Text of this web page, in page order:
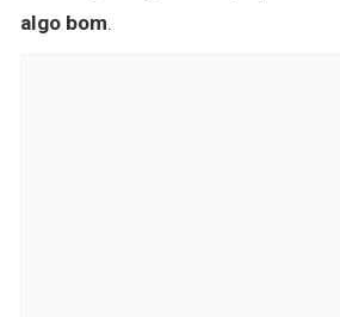
algo bom.